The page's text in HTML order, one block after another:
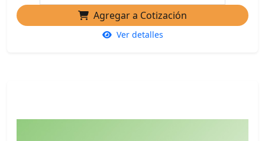
Agregar a Cotización
Ver detalles